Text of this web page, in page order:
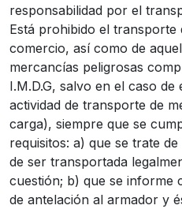
responsabilidad por el
Está prohibido el transporte
comercio, así como de
mercancías peligrosas
I.M.D.G, salvo en el caso de
actividad de transporte de
carga), siempre que se
requisitos: a) que se trate
de ser transportada
cuestión; b) que se informe
de antelación al armador y